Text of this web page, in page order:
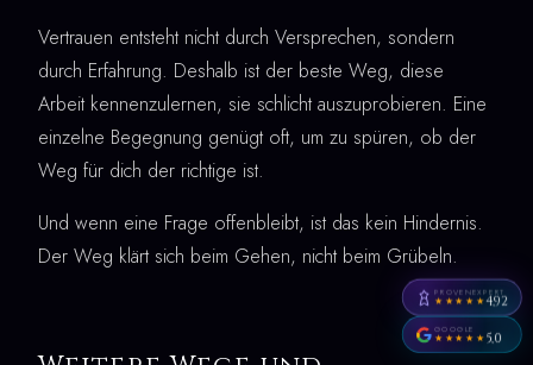
Vertrauen entsteht nicht durch Versprechen, sondern
durch Erfahrung. Deshalb ist der beste Weg, diese
Arbeit kennenzulernen, sie schlicht auszuprobieren. Eine
einzelne Begegnung genügt oft, um zu spüren, ob der
Weg für dich der richtige ist.
Und wenn eine Frage offenbleibt, ist das kein Hindernis.
Der Weg klärt sich beim Gehen, nicht beim Grübeln.
PROVENEXPERT
★★★★★4,92
GOOGLE
★★★★★5,0